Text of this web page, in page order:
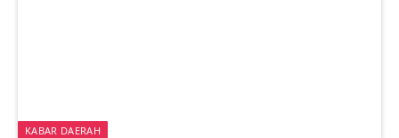
KABAR DAERAH